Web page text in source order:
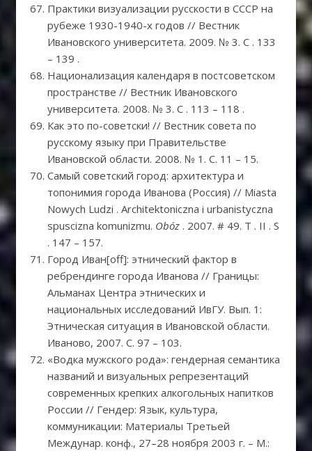
Практики визуализации русскости в СССР на
рубеже 1930-1940-х годов // Вестник
Ивановского университета. 2009. № 3. C . 133
– 139 .
Национализация календаря в постсоветском
пространстве // Вестник Ивановского
университета. 2008. № 3. C . 113 – 118 .
Как это по-советски! // Вестник совета по
русскому языку при Правительстве
Ивановской области. 2008. № 1. С. 11 – 15.
Самый советский город: архитектура и
топонимия города Иванова (Россия) // Miasta
Nowych Ludzi . Architektoniczna i urbanistyczna
spuscizna komunizmu. Obóz . 2007. # 49. T . II . S
. 147 – 157.
Город Иван[off]: этнический фактор в
ребрендинге города Иванова // Границы:
Альманах Центра этнических и
национальных исследований ИвГУ. Вып. 1:
Этническая ситуация в Ивановской области.
Иваново, 2007. С. 97 – 103.
«Водка мужского рода»: гендерная семантика
названий и визуальных репрезентаций
современных крепких алкогольных напитков
России // Гендер: Язык, культура,
коммуникации: Материалы Третьей
Междунар. конф., 27–28 ноября 2003 г. – М.: